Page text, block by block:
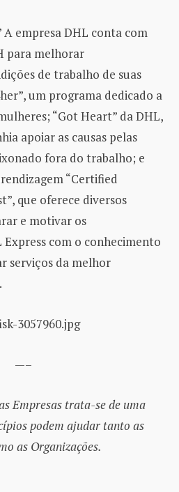
A empresa DHL conta com
para melhorar
de trabalho de suas
um programa dedicado a
“Got Heart” da DHL,
apoiar as causas pelas
fora do trabalho; e
“Certified
que oferece diversos
e motivar os
com o conhecimento
serviços da melhor
3057960.jpg
—–
Empresas trata-se de uma
podem ajudar tanto as
as Organizações.